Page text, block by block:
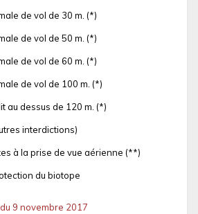
de vol de 30 m. (*)
de vol de 50 m. (*)
de vol de 60 m. (*)
de vol de 100 m. (*)
au dessus de 120 m. (*)
interdictions)
à la prise de vue aérienne (**)
du biotope
9 novembre 2017